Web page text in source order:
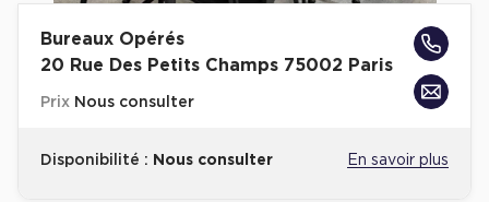
Bureaux Opérés
20 Rue Des Petits Champs 75002 Paris
Prix Nous consulter
Disponibilité : Nous consulter En savoir plus